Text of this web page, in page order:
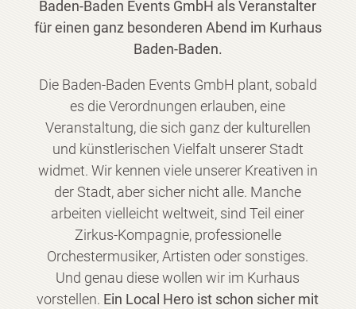
Baden-Baden Events GmbH als Veranstalter
für einen ganz besonderen Abend im Kurhaus
Baden-Baden.
Die Baden-Baden Events GmbH plant, sobald
es die Verordnungen erlauben, eine
Veranstaltung, die sich ganz der kulturellen
und künstlerischen Vielfalt unserer Stadt
widmet. Wir kennen viele unserer Kreativen in
der Stadt, aber sicher nicht alle. Manche
arbeiten vielleicht weltweit, sind Teil einer
Zirkus-Kompagnie, professionelle
Orchestermusiker, Artisten oder sonstiges.
Und genau diese wollen wir im Kurhaus
vorstellen. Ein Local Hero ist schon sicher mit